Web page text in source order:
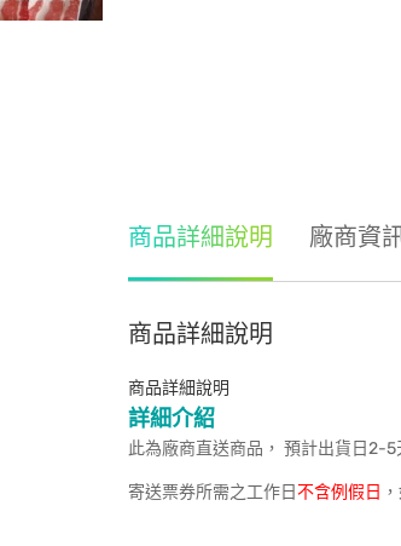
商品詳細說明 廠商資
商品詳細說明
商品詳細說明
詳細介紹
此為廠商直送商品， 預計出貨日2-5
寄送票券所需之工作日不含例假日